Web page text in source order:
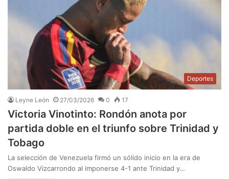
Deportes
Leyne León 27/03/2026 0 17
Victoria Vinotinto: Rondón anota por
partida doble en el triunfo sobre Trinidad y
Tobago
La selección de Venezuela firmó un sólido inicio en la era de
Oswaldo Vizcarrondo al imponerse 4-1 ante Trinidad y…